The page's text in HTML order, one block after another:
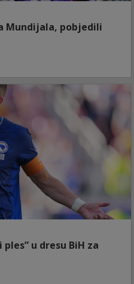
Mundijala, pobjedili
u dresu BiH za